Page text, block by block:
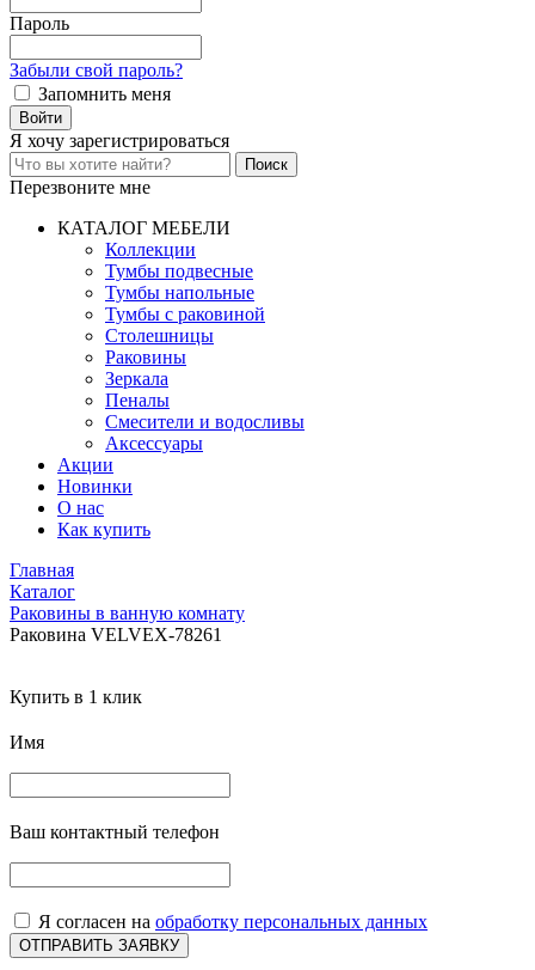
Пароль
Забыли свой пароль?
Запомнить меня
Я хочу зарегистрироваться
Перезвоните мне
КАТАЛОГ МЕБЕЛИ
Коллекции
Тумбы подвесные
Тумбы напольные
Тумбы с раковиной
Столешницы
Раковины
Зеркала
Пеналы
Смесители и водосливы
Аксессуары
Акции
Новинки
О нас
Как купить
Главная
Каталог
Раковины в ванную комнату
Раковина VELVEX-78261
Купить в 1 клик
Имя
Ваш контактный телефон
Я согласен на обработку персональных данных